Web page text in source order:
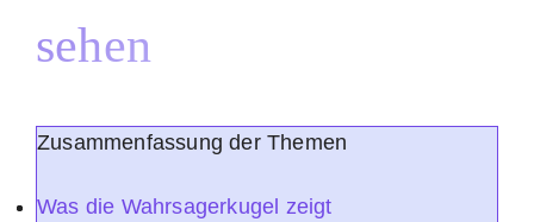
sehen
Zusammenfassung der Themen
Was die Wahrsagerkugel zeigt